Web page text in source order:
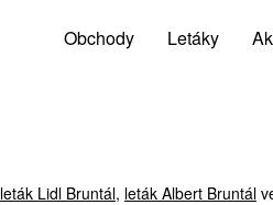
Obchody Letáky
leták Lidl Bruntál, leták Albert Bruntál